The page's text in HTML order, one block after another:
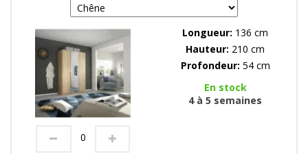
Longueur: 136 cm
Hauteur: 210 cm
Profondeur: 54 cm
En stock
4 à 5 semaines